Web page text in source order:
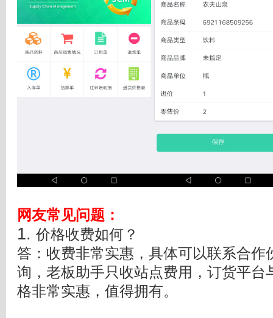
网友常见问题 ：
1. 价格收费如何？
答：收费非常实惠，具体可以联系合作
询，老板助手只收站点费用，订货平台
格非常实惠，值得拥有。